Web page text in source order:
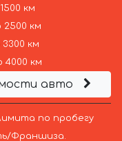
км
2500 км
3300 км
4000 км
авто
по пробегу
Франшиза.